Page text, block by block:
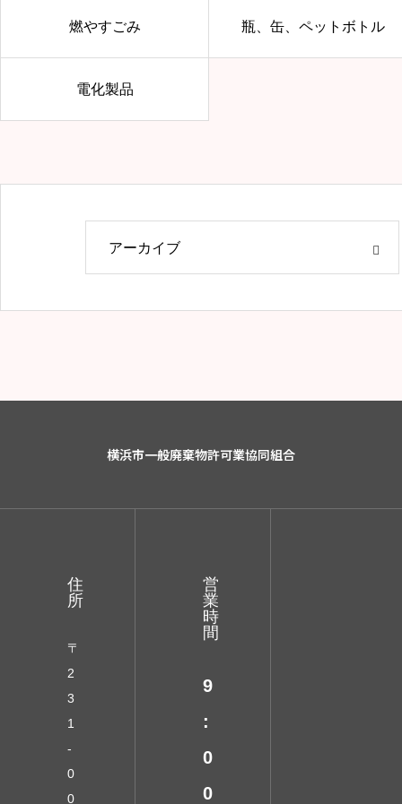
燃やすごみ 瓶、缶、ペットボトル
電化製品
横浜市一般廃棄物許可業協同組合
住
所
〒
2
3
1
-
0
0
営
業
時
間
9
:
0
0